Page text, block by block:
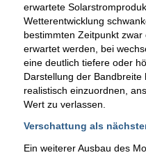
erwartete
Wetterentwicklung
bestimmten Zeitpunkt
erwartet werden, bei
eine deutlich tiefere oder
Darstellung der
realistisch einzuordnen,
Wert zu verlassen.
Verschattung als
Ein weiterer Ausbau des